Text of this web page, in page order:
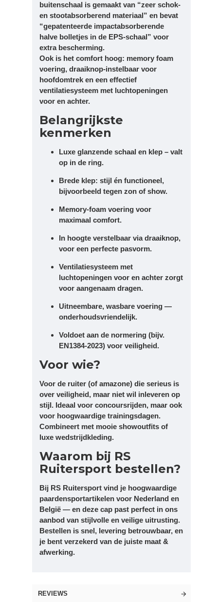
buitenschaal is gemaakt van “zeer schok-
en stootabsorberend materiaal” en bevat
“gepatenteerde impactabsorberende
halve bolletjes in de EPS-schaal” voor
extra bescherming.
Ook is het comfort hoog: memory foam
voering, draaiknop-instelbaar voor
hoofdomtrek en een effectief
ventilatiesysteem met luchtopeningen
voor en achter.
Belangrijkste
kenmerken
Luxe glanzende schaal en klep – valt
op in de ring.
Brede klep: stijl én functioneel,
bijvoorbeeld tegen zon of show.
Memory-foam voering voor
maximaal comfort.
In hoogte verstelbaar via draaiknop,
voor een perfecte pasvorm.
Ventilatiesysteem met
luchtopeningen voor en achter zorgt
voor aangenaam dragen.
Uitneembare, wasbare voering —
onderhoudsvriendelijk.
Voldoet aan de normering (bijv.
EN1384-2023) voor veiligheid.
Voor wie?
Voor de ruiter (of amazone) die serieus is
over veiligheid, maar niet wil inleveren op
stijl. Ideaal voor concoursrijden, maar ook
voor hoogwaardige trainingsdagen.
Combineert met mooie showoutfits of
luxe wedstrijdkleding.
Waarom bij RS
Ruitersport bestellen?
Bij RS Ruitersport vind je hoogwaardige
paardensportartikelen voor Nederland en
België — en deze cap past perfect in ons
aanbod van stijlvolle en veilige uitrusting.
Bestellen is snel, levering betrouwbaar, en
je bent verzekerd van de juiste maat &
afwerking.
REVIEWS